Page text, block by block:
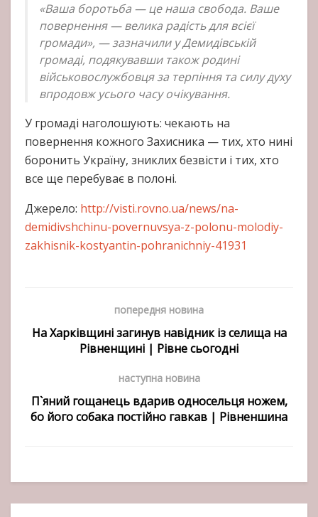
«Ваша боротьба — це наша свобода. Ваше
повернення — велика радість для всієї
громади», — зазначили у Демидівській
громаді, подякувавши також родині
військовослужбовця за терпіння та силу духу
впродовж усього часу очікування.
У громаді наголошують: чекають на
повернення кожного Захисника — тих, хто нині
боронить Україну, зниклих безвісти і тих, хто
все ще перебуває в полоні.
Джерело: http://visti.rovno.ua/news/na-
demidivshchinu-povernuvsya-z-polonu-molodiy-
zakhisnik-kostyantin-pohranichniy-41931
попередня новина
На Харківщині загинув навідник із селища на
Рівненщині | Рівне сьогодні
наступна новина
П`яний гощанець вдарив односельця ножем,
бо його собака постійно гавкав | Рівненшина